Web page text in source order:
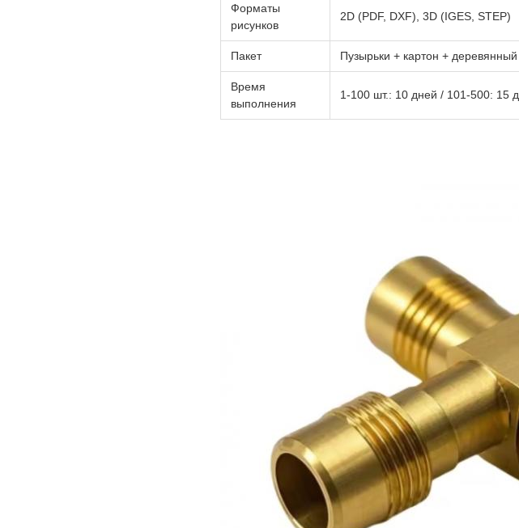
Форматы
рисунков
2D (PDF, DXF), 3D (IGES, STEP)
Пакет Пузырьки + картон + деревянный
Время
выполнения
1-100 шт.: 10 дней / 101-500: 15